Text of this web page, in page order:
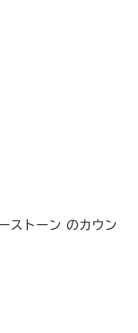
ストーン のカウン